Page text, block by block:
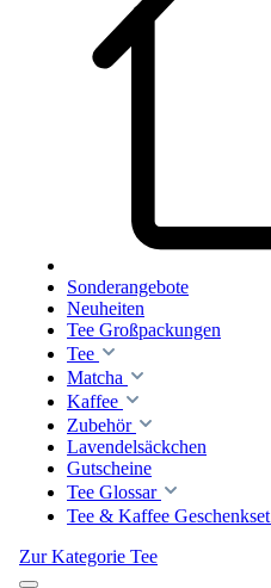
Sonderangebote
Neuheiten
Tee Großpackungen
Tee
Matcha
Kaffee
Zubehör
Lavendelsäckchen
Gutscheine
Tee Glossar
Tee & Kaffee Geschenkset
Zur Kategorie Tee